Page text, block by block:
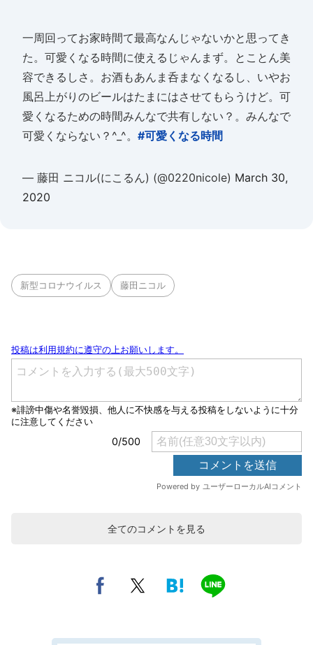
一周回ってお家時間て最高なんじゃないかと思ってき
た。可愛くなる時間に使えるじゃんまず。とことん美
容できるしさ。お酒もあんま呑まなくなるし、いやお
風呂上がりのビールはたまにはさせてもらうけど。可
愛くなるための時間みんなで共有しない？。みんなで
可愛くならない？^_^。 #可愛くなる時間
— 藤田 ニコル(にこるん) (@0220nicole) March 30,
2020
新型コロナウイルス 藤田ニコル
全てのコメントを見る